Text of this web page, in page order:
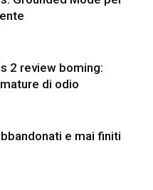
2 review boming:
di odio
e mai finiti